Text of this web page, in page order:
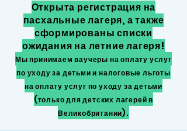
Открыта регистрация на
пасхальные лагеря, а также
сформированы списки
ожидания на летние лагеря!
Мы принимаем ваучеры на оплату услуг
по уходу за детьми и налоговые льготы
на оплату услуг по уходу за детьми
(только для детских лагерей в
Великобритании).